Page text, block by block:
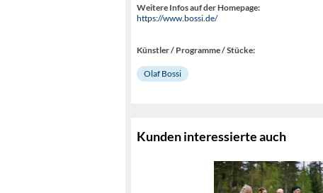
Weitere Infos auf der Homepage:
https://www.bossi.de/
Künstler / Programme / Stücke:
Olaf Bossi
Kunden interessierte auch